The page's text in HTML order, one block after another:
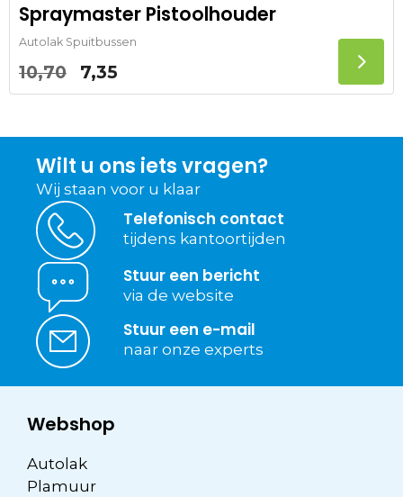
Spraymaster Pistoolhouder
Autolak Spuitbussen
10,70
Oorspronkelijke
prijs
7,35
prijs
Wilt u ons iets vragen?
Wij staan voor u klaar
Telefonisch contact
tijdens kantoortijden
Stuur een bericht
via de website
Stuur een e-mail
naar onze experts
Webshop
Autolak
Plamuur